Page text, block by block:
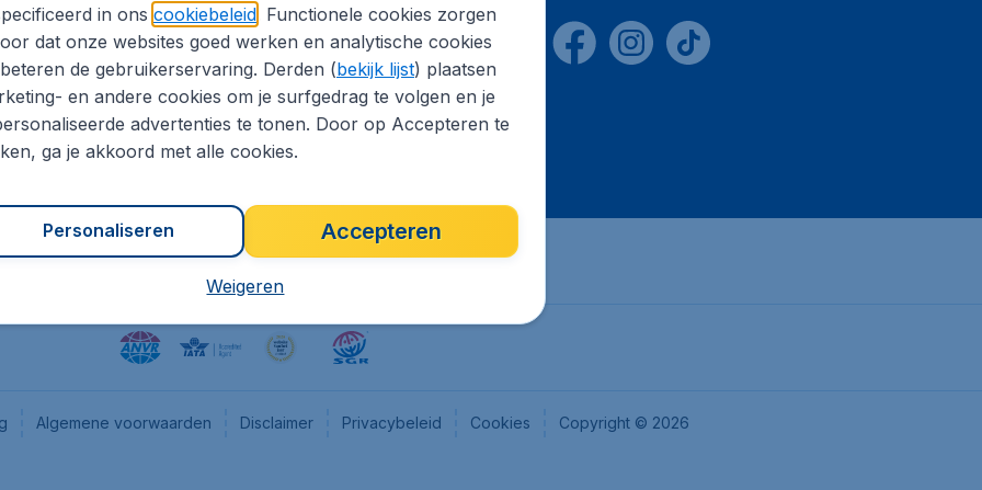
informatie
pers
CheapTickets.be
Flugladen.de
CheapTickets.ch
CheapTickets.sg
Algemene voorwaarden Disclaimer Privacybeleid Cookies Copyright © 2026
in ons cookiebeleid. Functionele cookies zorgen
dat onze websites goed werken en analytische cookies
de gebruikerservaring. Derden (bekijk lijst) plaatsen
en andere cookies om je surfgedrag te volgen en je
advertenties te tonen. Door op Accepteren te
ga je akkoord met alle cookies.
Accepteren
Personaliseren
Weigeren